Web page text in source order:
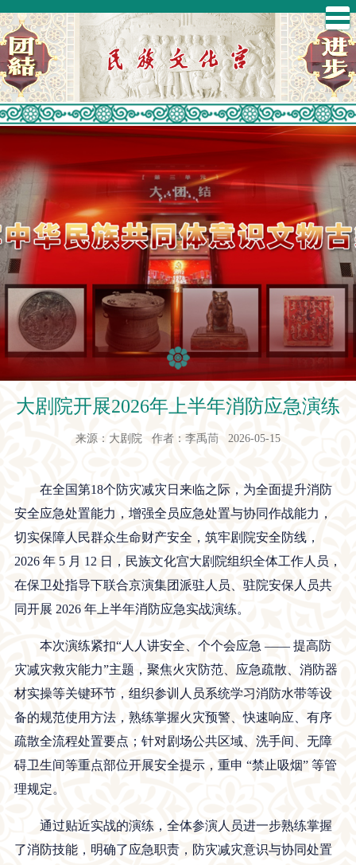
大剧院开展2026年上半年消防应急演练
来源：大剧院 作者：李禹茼 2026-05-15
在全国第18个防灾减灾日来临之际，为全面提升消防
安全应急处置能力，增强全员应急处置与协同作战能力，
切实保障人民群众生命财产安全，筑牢剧院安全防线，
2026 年 5 月 12 日，民族文化宫大剧院组织全体工作人员，
在保卫处指导下联合京演集团派驻人员、驻院安保人员共
同开展 2026 年上半年消防应急实战演练。
本次演练紧扣“人人讲安全、个个会应急 —— 提高防
灾减灾救灾能力”主题，聚焦火灾防范、应急疏散、消防器
材实操等关键环节，组织参训人员系统学习消防水带等设
备的规范使用方法，熟练掌握火灾预警、快速响应、有序
疏散全流程处置要点；针对剧场公共区域、洗手间、无障
碍卫生间等重点部位开展安全提示，重申 “禁止吸烟” 等管
理规定。
通过贴近实战的演练，全体参演人员进一步熟练掌握
了消防技能，明确了应急职责，防灾减灾意识与协同处置